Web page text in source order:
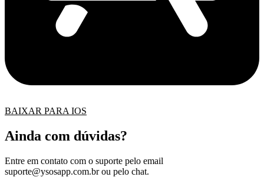
BAIXAR PARA IOS
Ainda com dúvidas?
Entre em contato com o suporte pelo email
suporte@ysosapp.com.brou pelo chat.